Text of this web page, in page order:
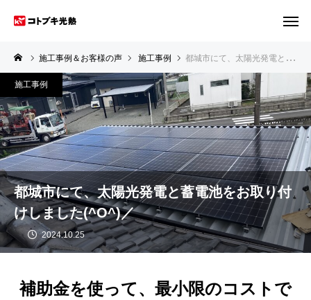
施工事例＆お客様の声 施工事例 都城市にて、太陽光発電と蓄電池をお取り付けしました(^O^)／
都城市にて、太陽光発電と蓄電池をお取り付
けしました(^O^)／
2024.10.25
施工事例
補助金を使って、最小限のコストで